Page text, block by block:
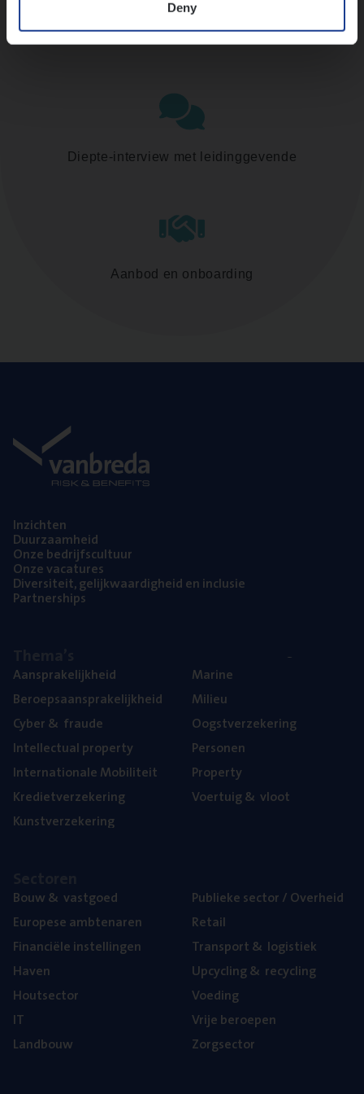
Deny
Diepte-interview met leidinggevende
Aanbod en onboarding
Inzich­ten
Duur­zaam­heid
Onze bedrijfs­cul­tuur
Onze vaca­tu­res
Diver­si­teit, gelijk­waar­dig­heid en inclusie
Part­ner­ships
Aan­spra­ke­lijk­heid
Beroeps­aan­spra­ke­lijk­heid
Cyber& fraude
Intel­lec­tu­al property
Inter­na­ti­o­na­le Mobiliteit
Kre­diet­ver­ze­ke­ring
Kunst­ver­ze­ke­ring
Mari­ne
Mili­eu
Oogst­ver­ze­ke­ring
Per­so­nen
Pro­per­ty
Voer­tuig& vloot
Bouw& vastgoed
Euro­pe­se ambtenaren
Finan­ci­ë­le instellingen
Haven
Hout­sec­tor
IT
Land­bouw
Publie­ke sec­tor / Overheid
Retail
Trans­port& logistiek
Upcy­cling& recycling
Voe­ding
Vrije beroe­pen
Zorg­sec­tor